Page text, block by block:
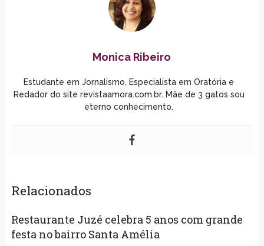
Monica Ribeiro
Estudante em Jornalismo, Especialista em Oratória e
Redador do site revistaamora.com.br. Mãe de 3 gatos sou
eterno conhecimento.
Relacionados
Restaurante Juzé celebra 5 anos com grande
festa no bairro Santa Amélia